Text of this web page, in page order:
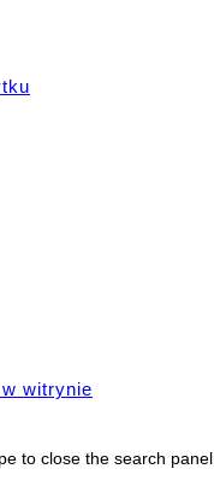
witrynie
to close the search panel.